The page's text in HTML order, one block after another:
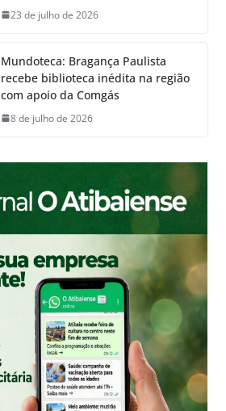
23 de julho de 2026
Mundoteca: Bragança Paulista
recebe biblioteca inédita na região
com apoio da Comgás
8 de julho de 2026